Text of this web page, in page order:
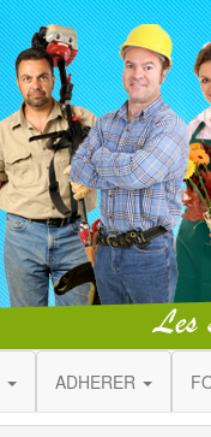
ADHERER